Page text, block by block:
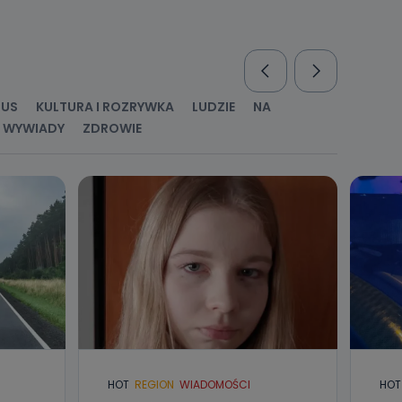
KULTURA I ROZRYWKA LUDZIE
NA
WYWIADY ZDROWIE
HOT REGION WIADOMOŚCI HOT